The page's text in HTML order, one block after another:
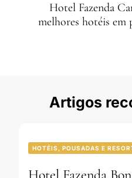
Hotel Fazenda
melhores hotéis em
Artigos
HOTÉIS, POUSADAS E